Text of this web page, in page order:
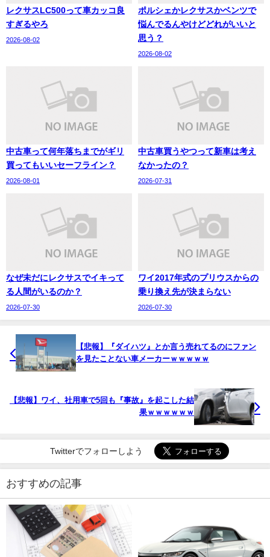
レクサスLC500って車カッコ良
すぎるやろ
2026-08-02
ポルシェかレクサスかベンツで
悩んでるんやけどどれがいいと
思う？
2026-08-02
中古車って何年落ちまでがギリ
買ってもいいセーフライン？
2026-08-01
中古車買うやつって新車は考え
なかったの？
2026-07-31
なぜ未だにレクサスでイキって
る人間がいるのか？
2026-07-30
ワイ2017年式のプリウスからの
乗り換え先が決まらない
2026-07-30
【悲報】『ダイハツ』とか言う売れてるのにファン
を見たことない車メーカーｗｗｗｗｗ
【悲報】ワイ、社用車で5回も『事故』を起こした結
果ｗｗｗｗｗｗ
Twitterでフォローしよう
おすすめの記事